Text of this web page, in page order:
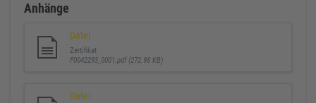
Anhänge
Datei
Zertifikat
F0042293_0001.pdf (272.98 KB)
Datei